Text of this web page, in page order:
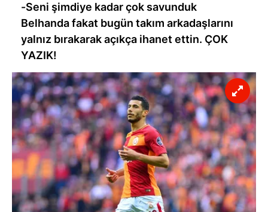
-Seni şimdiye kadar çok savunduk
Belhanda fakat bugün takım arkadaşlarını
yalnız bırakarak açıkça ihanet ettin. ÇOK
YAZIK!